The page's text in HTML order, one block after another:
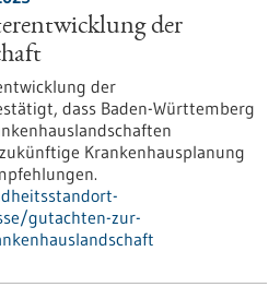
der
der
dass Baden-Württemberg
Krankenhausplanung
gutachten-zur-